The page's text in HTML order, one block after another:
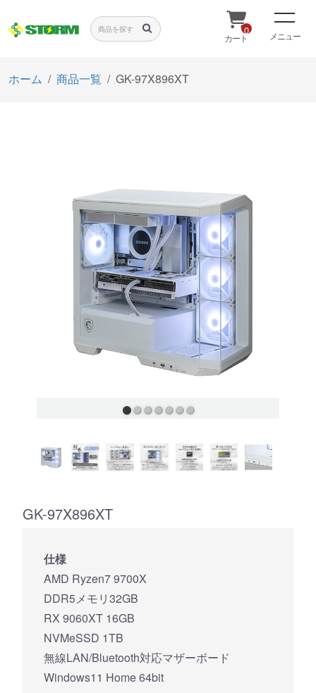
0
カート メニュー
ホーム 商品一覧 GK-97X896XT
GK-97X896XT
仕様
AMD Ryzen7 9700X
DDR5メモリ32GB
RX 9060XT 16GB
NVMeSSD 1TB
無線LAN/Bluetooth対応マザーボード
Windows11 Home 64bit